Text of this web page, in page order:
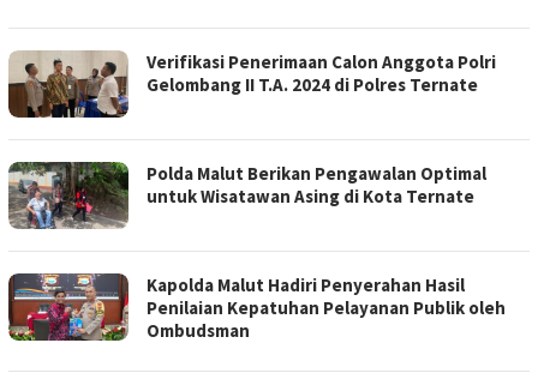
Verifikasi Penerimaan Calon Anggota Polri
Gelombang II T.A. 2024 di Polres Ternate
Polda Malut Berikan Pengawalan Optimal
untuk Wisatawan Asing di Kota Ternate
Kapolda Malut Hadiri Penyerahan Hasil
Penilaian Kepatuhan Pelayanan Publik oleh
Ombudsman